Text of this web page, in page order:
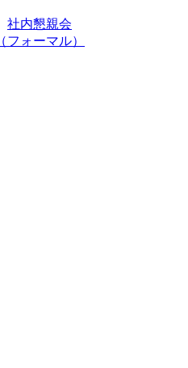
社内懇親会
（フォーマル）